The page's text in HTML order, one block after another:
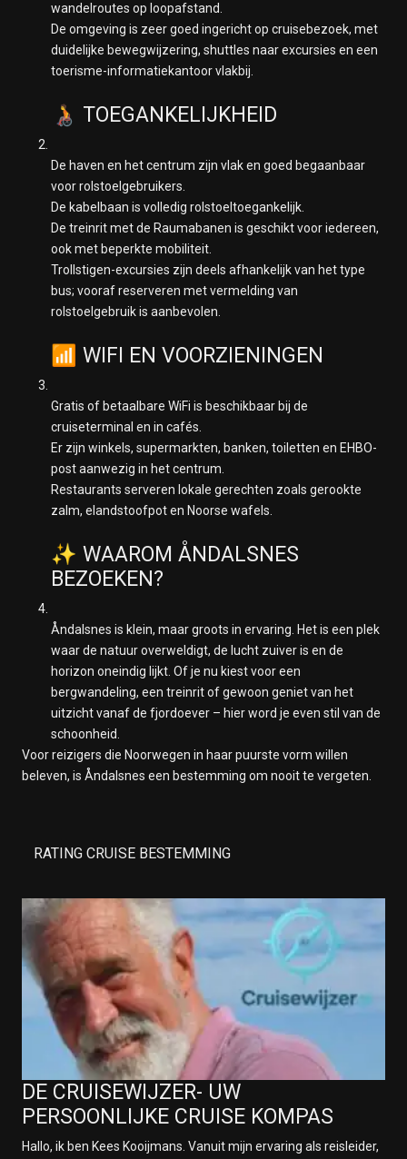
wandelroutes op loopafstand.
De omgeving is zeer goed ingericht op cruisebezoek, met
duidelijke bewegwijzering, shuttles naar excursies en een
toerisme-informatiekantoor vlakbij.
🧑‍🦽 TOEGANKELIJKHEID
De haven en het centrum zijn vlak en goed begaanbaar
voor rolstoelgebruikers.
De kabelbaan is volledig rolstoeltoegankelijk.
De treinrit met de Raumabanen is geschikt voor iedereen,
ook met beperkte mobiliteit.
Trollstigen-excursies zijn deels afhankelijk van het type
bus; vooraf reserveren met vermelding van
rolstoelgebruik is aanbevolen.
📶 WIFI EN VOORZIENINGEN
Gratis of betaalbare WiFi is beschikbaar bij de
cruiseterminal en in cafés.
Er zijn winkels, supermarkten, banken, toiletten en EHBO-
post aanwezig in het centrum.
Restaurants serveren lokale gerechten zoals gerookte
zalm, elandstoofpot en Noorse wafels.
✨ WAAROM ÅNDALSNES
BEZOEKEN?
Åndalsnes is klein, maar groots in ervaring. Het is een plek
waar de natuur overweldigt, de lucht zuiver is en de
horizon oneindig lijkt. Of je nu kiest voor een
bergwandeling, een treinrit of gewoon geniet van het
uitzicht vanaf de fjordoever – hier word je even stil van de
schoonheid.
Voor reizigers die Noorwegen in haar puurste vorm willen
beleven, is Åndalsnes een bestemming om nooit te vergeten.
RATING CRUISE BESTEMMING
DE CRUISEWIJZER- UW
PERSOONLIJKE CRUISE KOMPAS
Hallo, ik ben Kees Kooijmans. Vanuit mijn ervaring als reisleider,